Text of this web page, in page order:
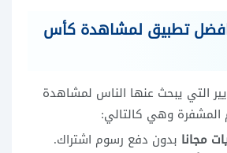
افضل تطبيق لمشاهدة كأس
التي يبحث عنها الناس لمشاهدة
المشفرة وهي كالتالي:
مجانا بدون دفع رسوم اشتراك.